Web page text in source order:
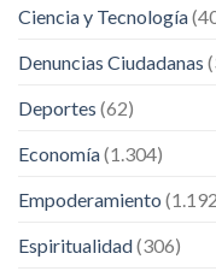
Ciencia y Tecnología
Denuncias Ciudadanas
Deportes (62)
Economía(1.304)
Empoderamiento
Espiritualidad(306)